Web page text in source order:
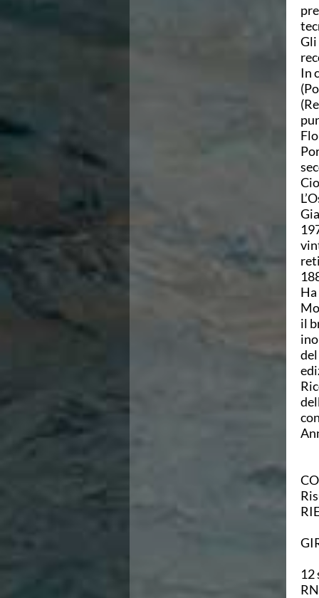
Sedi Regionali e Provinciali
Diventa SNF
C. F. Polo Acquatico Frecciarossa Ostia
C. F. Acerra "Carlo Pedersoli"
C. F. Trieste "Bruno Bianchi"
Gli
In
il
12